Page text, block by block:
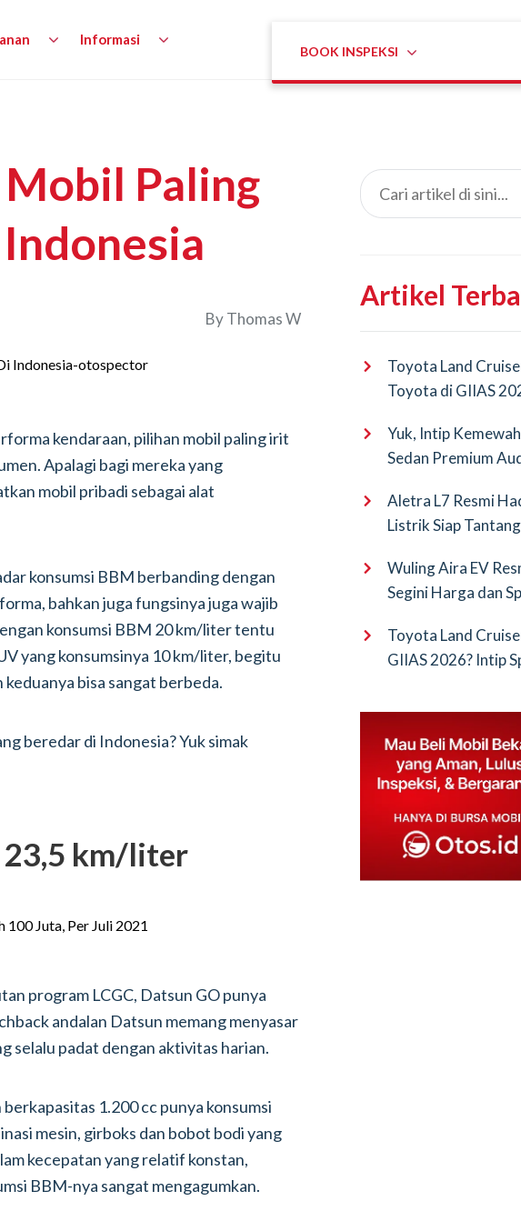
Informasi
Paling
ByThomas W
kendaraan, pilihan mobil paling irit
Apalagi bagi mereka yang
mobil pribadi sebagai alat
konsumsi BBM berbanding dengan
bahkan juga fungsinya juga wajib
konsumsi BBM 20 km/liter tentu
yang konsumsinya 10 km/liter, begitu
bisa sangat berbeda.
beredar di Indonesia? Yuk simak
23,5 km/liter
program LCGC, Datsun GO punya
andalan Datsun memang menyasar
selalu padat dengan aktivitas harian.
1.200 cc punya konsumsi
mesin, girboks dan bobot bodi yang
kecepatan yang relatif konstan,
BBM-nya sangat mengagumkan.
Artikel
Toyota Land
Toyota di GIIAS
Yuk, Intip
Sedan Premium
Aletra L7 Resmi
Listrik Siap
Wuling Aira EV
Segini Harga dan
Toyota Land
GIIAS 2026? Intip
BOOK INSPEKSI